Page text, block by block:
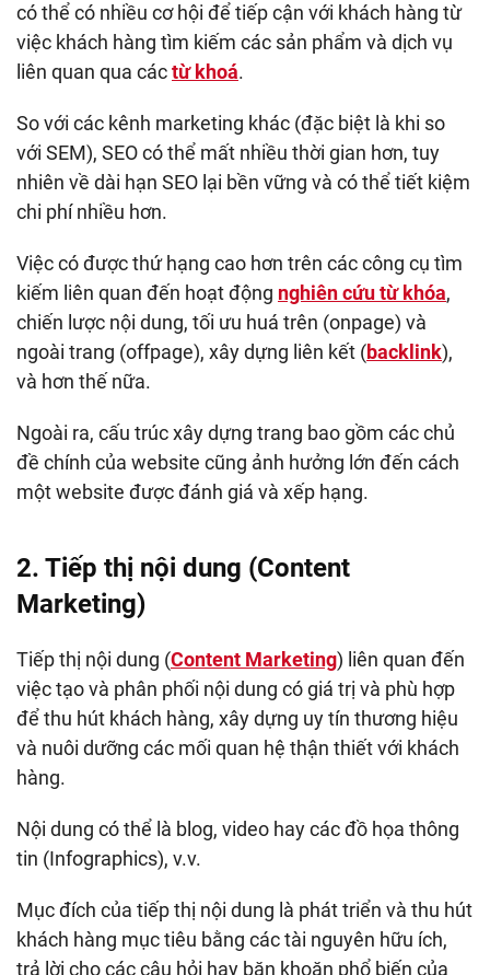
có thể có nhiều cơ hội để tiếp cận với khách hàng từ
việc khách hàng tìm kiếm các sản phẩm và dịch vụ
liên quan qua cáctừ khoá.
So với các kênh marketing khác (đặc biệt là khi so
với SEM), SEO có thể mất nhiều thời gian hơn, tuy
nhiên về dài hạn SEO lại bền vững và có thể tiết kiệm
chi phí nhiều hơn.
Việc có được thứ hạng cao hơn trên các công cụ tìm
kiếm liên quan đến hoạt động nghiên cứu từ khóa,
chiến lược nội dung, tối ưu huá trên (onpage) và
ngoài trang (offpage), xây dựng liên kết (backlink),
và hơn thế nữa.
Ngoài ra, cấu trúc xây dựng trang bao gồm các chủ
đề chính của website cũng ảnh hưởng lớn đến cách
một website được đánh giá và xếp hạng.
2. Tiếp thị nội dung (Content
Marketing)
Tiếp thị nội dung (Content Marketing) liên quan đến
việc tạo và phân phối nội dung có giá trị và phù hợp
để thu hút khách hàng, xây dựng uy tín thương hiệu
và nuôi dưỡng các mối quan hệ thận thiết với khách
hàng.
Nội dung có thể là blog, video hay các đồ họa thông
tin (Infographics), v.v.
Mục đích của tiếp thị nội dung là phát triển và thu hút
khách hàng mục tiêu bằng các tài nguyên hữu ích,
trả lời cho các câu hỏi hay băn khoăn phổ biến của